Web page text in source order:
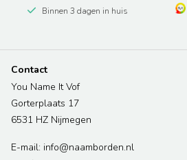
Binnen 3 dagen in huis
Contact
You Name It Vof
Gorterplaats 17
6531 HZ Nijmegen
E-mail: info@naamborden.nl